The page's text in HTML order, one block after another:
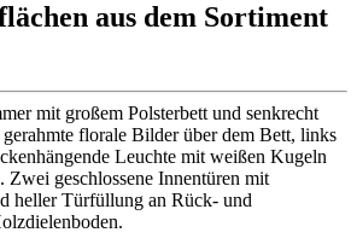
aus dem Sortiment